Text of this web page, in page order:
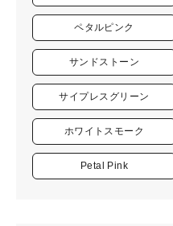
ペタルピンク
サンドストーン
サイプレスグリーン
ホワイトスモーク
Petal Pink